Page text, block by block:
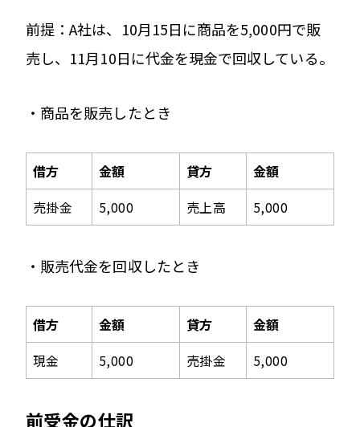
前提：A社は、10月15日に商品を5,000円で販
売し、11月10日に代金を現金で回収している。
・商品を販売したとき
借方 金額 貸方
金額
売掛金
5,000 売上高 5,000
・販売代金を回収したとき
借方 金額 貸方
金額
現金
5,000 売掛金 5,000
前受金の仕訳